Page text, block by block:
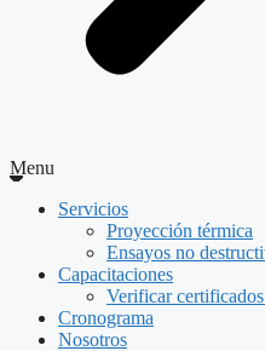
Menu
Servicios
Proyección térmica
Ensayos no
Capacitaciones
Verificar
Cronograma
Nosotros